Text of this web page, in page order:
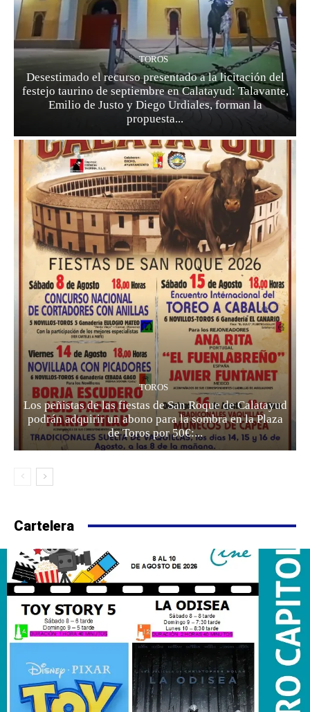
TOROS
Desestimado el recurso presentado a la licitación del
festejo taurino de septiembre en Calatayud: Talavante,
Emilio de Justo y Diego Urdiales, forman la
propuesta...
TOROS
Los peñistas de las fiestas de San Roque de Calatayud
podrán adquirir un abono para la sombra en la Plaza
de Toros por 50€:...
Cartelera